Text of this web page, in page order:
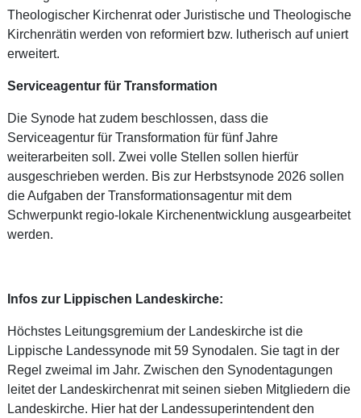
Theologischer Kirchenrat oder Juristische und Theologische
Kirchenrätin werden von reformiert bzw. lutherisch auf uniert
erweitert.
Serviceagentur für Transformation
Die Synode hat zudem beschlossen, dass die
Serviceagentur für Transformation für fünf Jahre
weiterarbeiten soll. Zwei volle Stellen sollen hierfür
ausgeschrieben werden. Bis zur Herbstsynode 2026 sollen
die Aufgaben der Transformationsagentur mit dem
Schwerpunkt regio-lokale Kirchenentwicklung ausgearbeitet
werden.
Infos zur Lippischen Landeskirche:
Höchstes Leitungsgremium der Landeskirche ist die
Lippische Landessynode mit 59 Synodalen. Sie tagt in der
Regel zweimal im Jahr. Zwischen den Synodentagungen
leitet der Landeskirchenrat mit seinen sieben Mitgliedern die
Landeskirche. Hier hat der Landessuperintendent den